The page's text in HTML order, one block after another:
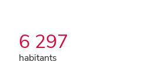
6 297
habitants